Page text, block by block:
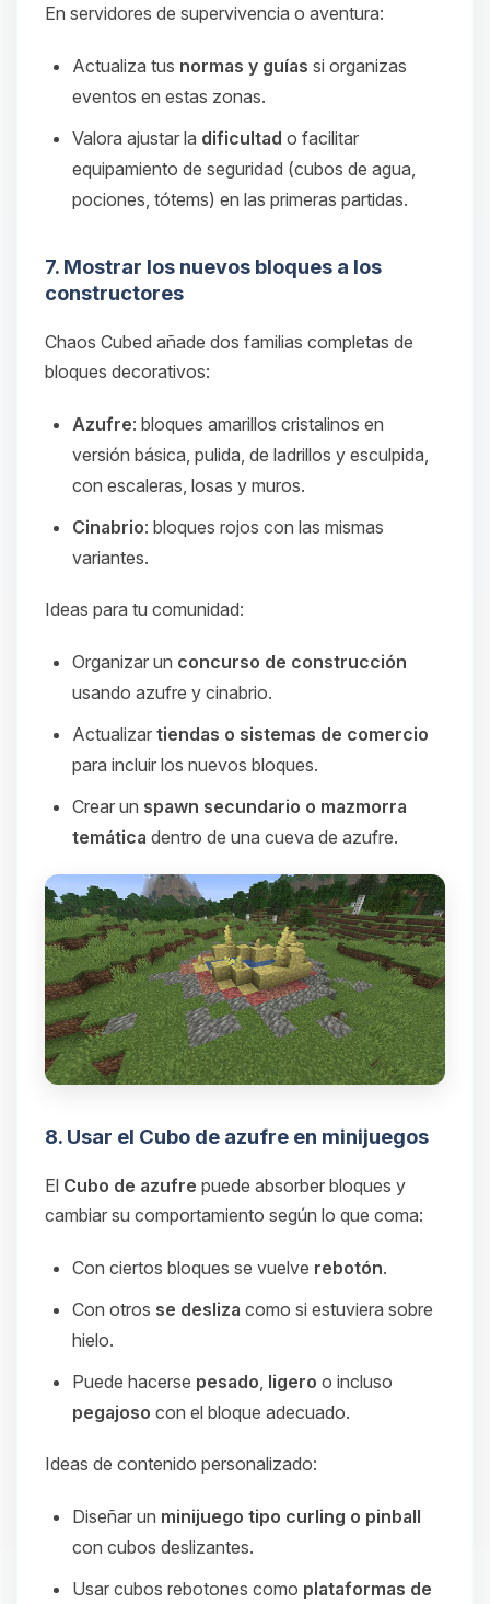
En servidores de supervivencia o aventura:
Actualiza tus normas y guías si organizas
eventos en estas zonas.
Valora ajustar la dificultad o facilitar
equipamiento de seguridad (cubos de agua,
pociones, tótems) en las primeras partidas.
7. Mostrar los nuevos bloques a los
constructores
Chaos Cubed añade dos familias completas de
bloques decorativos:
Azufre: bloques amarillos cristalinos en
versión básica, pulida, de ladrillos y esculpida,
con escaleras, losas y muros.
Cinabrio: bloques rojos con las mismas
variantes.
Ideas para tu comunidad:
Organizar un concurso de construcción
usando azufre y cinabrio.
Actualizar tiendas o sistemas de comercio
para incluir los nuevos bloques.
Crear un spawn secundario o mazmorra
temática dentro de una cueva de azufre.
8. Usar el Cubo de azufre en minijuegos
El Cubo de azufre puede absorber bloques y
cambiar su comportamiento según lo que coma:
Con ciertos bloques se vuelve rebotón.
Con otros se desliza como si estuviera sobre
hielo.
Puede hacerse pesado ligero o incluso
pegajoso con el bloque adecuado.
Ideas de contenido personalizado:
Diseñar un minijuego tipo curling o pinball
con cubos deslizantes.
Usar cubos rebotones como plataformas de